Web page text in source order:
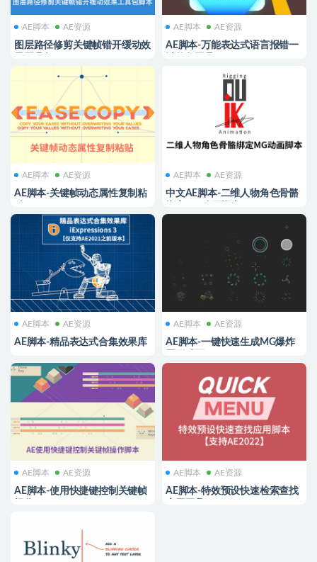
AE脚本 AE资源
图层路径修剪关键帧错开缓动效
AE脚本 AE资源
AE脚本-万能表达式语言报错一
AE脚本 AE资源
AE脚本-关键帧动态属性复制粘
AE脚本 AE资源
中文AE脚本-二维人物角色骨骼
AE脚本 AE资源
AE脚本-精品表达式合集效果库
AE脚本 AE资源
AE脚本-一键快速生成MG爆炸
AE脚本 AE资源
AE脚本-使用快捷键控制关键帧
AE脚本 AE资源
AE脚本-特效预设快速检索查找